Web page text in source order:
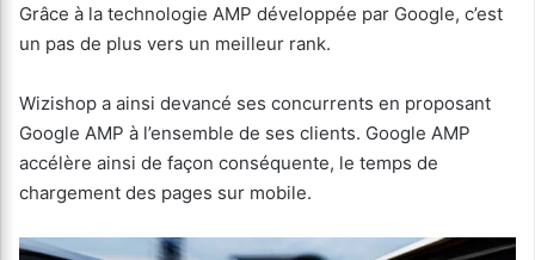
Grâce à la technologie AMP développée par Google, c’est
un pas de plus vers un meilleur rank.
Wizishop a ainsi devancé ses concurrents en proposant
Google AMP à l’ensemble de ses clients. Google AMP
accélère ainsi de façon conséquente, le temps de
chargement des pages sur mobile.